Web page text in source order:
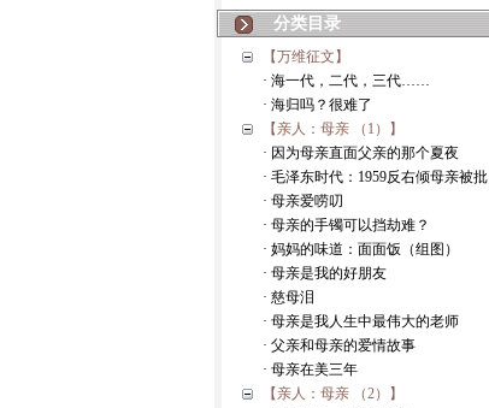
分类目录
【万维征文】
· 海一代，二代，三代……
· 海归吗？很难了
【亲人：母亲 （1）】
· 因为母亲直面父亲的那个夏夜
· 毛泽东时代：1959反右倾母亲被批
· 母亲爱唠叨
· 母亲的手镯可以挡劫难？
· 妈妈的味道：面面饭（组图）
· 母亲是我的好朋友
· 慈母泪
· 母亲是我人生中最伟大的老师
· 父亲和母亲的爱情故事
· 母亲在美三年
【亲人：母亲 （2）】